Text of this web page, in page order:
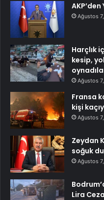
Ağustos
Harçlık
kesip,
Ağustos
Fransa
kişi
Ağustos
Zeydan
soğuk
Ağustos
Lira